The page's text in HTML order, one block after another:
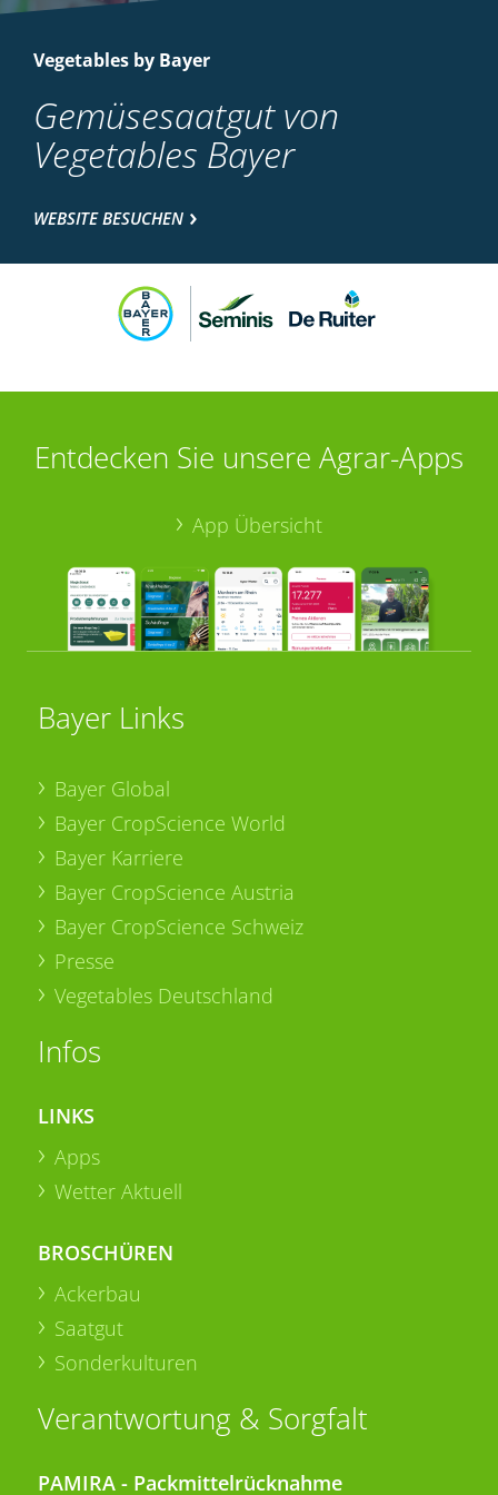
Vegetables by Bayer
Gemüsesaatgut von
Vegetables Bayer
WEBSITE BESUCHEN
Entdecken Sie unsere Agrar-Apps
App Übersicht
Bayer Links
Bayer Global
Bayer CropScience World
Bayer Karriere
Bayer CropScience Austria
Bayer CropScience Schweiz
Presse
Vegetables Deutschland
Infos
LINKS
Apps
Wetter Aktuell
BROSCHÜREN
Ackerbau
Saatgut
Sonderkulturen
Verantwortung & Sorgfalt
PAMIRA - Packmittelrücknahme